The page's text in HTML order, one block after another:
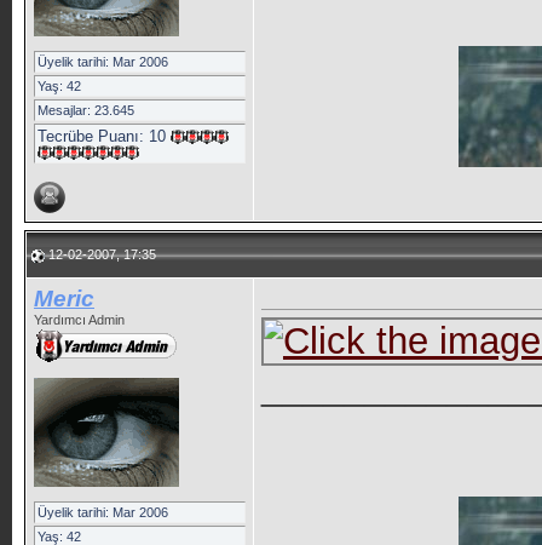
Üyelik tarihi: Mar 2006
Yaş: 42
Mesajlar: 23.645
Tecrübe Puanı: 10
12-02-2007, 17:35
Meric
Yardımcı Admin
Üyelik tarihi: Mar 2006
Yaş: 42